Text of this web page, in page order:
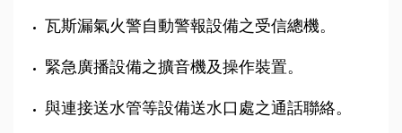
瓦斯漏氣火警自動警報設備之受信總機。
緊急廣播設備之擴音機及操作裝置。
與連接送水管等設備送水口處之通話聯絡。